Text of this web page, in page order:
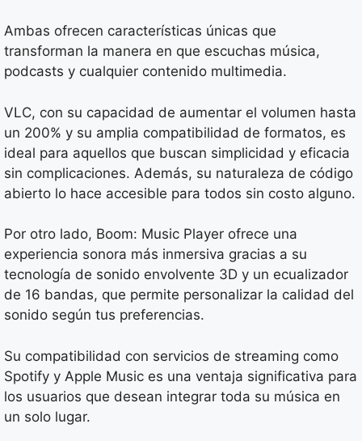
Ambas ofrecen características únicas que
transforman la manera en que escuchas música,
podcasts y cualquier contenido multimedia.
VLC, con su capacidad de aumentar el volumen hasta
un 200% y su amplia compatibilidad de formatos, es
ideal para aquellos que buscan simplicidad y eficacia
sin complicaciones. Además, su naturaleza de código
abierto lo hace accesible para todos sin costo alguno.
Por otro lado, Boom: Music Player ofrece una
experiencia sonora más inmersiva gracias a su
tecnología de sonido envolvente 3D y un ecualizador
de 16 bandas, que permite personalizar la calidad del
sonido según tus preferencias.
Su compatibilidad con servicios de streaming como
Spotify y Apple Music es una ventaja significativa para
los usuarios que desean integrar toda su música en
un solo lugar.